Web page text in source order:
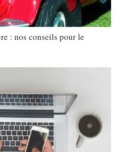
: nos conseils pour le